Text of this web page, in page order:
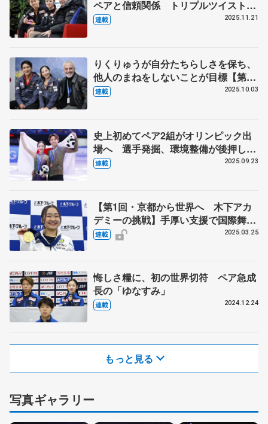
ペアと信頼関係 トリプルツイスト習
得へ伝えたこととは
連載 2025.11.21
りくりゅうが自分たちらしさを保ち、
他人のまねをしないことが目標【第2
回CSネーベルホルン杯】
連載 2025.10.03
史上初めてペア2組がオリンピック出
場へ 選手発掘、環境整備が後押し
ゆなすみ出場枠獲得の背景を探る
連載 2025.09.23
【第1回・京都から世界へ 木下アカ
デミーの挑戦】手厚い支援で国際舞台
へ羽ばたけ カップル種目含め育成・
連載 2025.03.25
悔しさ糧に、初の世界切符 ペア急成
長の「ゆなすみ」
連載 2024.12.24
もっと見る
写真ギャラリー